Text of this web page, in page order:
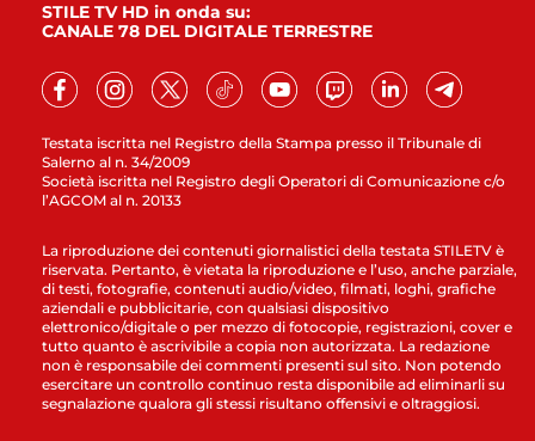
Testata iscritta nel Registro della Stampa presso il Tribunale di
Salerno al n. 34/2009
Società iscritta nel Registro degli Operatori di Comunicazione c/o
l’AGCOM al n. 20133
STILE TV HD in onda su:
CANALE 78 DEL DIGITALE TERRESTRE
La riproduzione dei contenuti giornalistici della testata STILETV è
riservata. Pertanto, è vietata la riproduzione e l’uso, anche parziale,
di testi, fotografie, contenuti audio/video, filmati, loghi, grafiche
aziendali e pubblicitarie, con qualsiasi dispositivo
elettronico/digitale o per mezzo di fotocopie, registrazioni, cover e
tutto quanto è ascrivibile a copia non autorizzata. La redazione
non è responsabile dei commenti presenti sul sito. Non potendo
esercitare un controllo continuo resta disponibile ad eliminarli su
segnalazione qualora gli stessi risultano offensivi e oltraggiosi.